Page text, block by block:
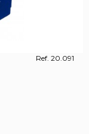
Ref. 20.091